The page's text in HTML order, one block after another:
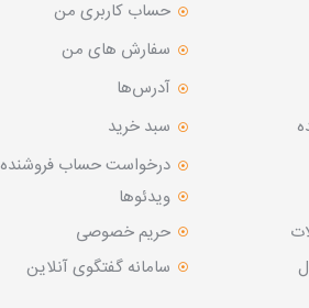
حساب کاربری من
سفارش های من‎
آدرس‌ها
سبد خرید
درخواست حساب فروشنده
ویدئوها
حریم خصوصی
سامانه گفتگوی آنلاین